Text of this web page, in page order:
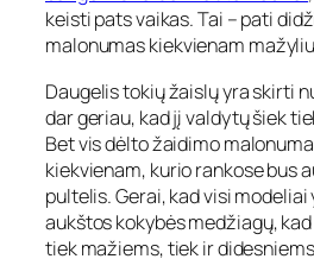
keisti pats vaikas. Tai – pati
malonumas kiekvienam
Daugelis tokių žaislų yra skirti
dar geriau, kad jį valdytų šiek
Bet vis dėlto žaidimo
kiekvienam, kurio rankose bus
pultelis. Gerai, kad visi
aukštos kokybės medžiagų,
tiek mažiems, tiek ir